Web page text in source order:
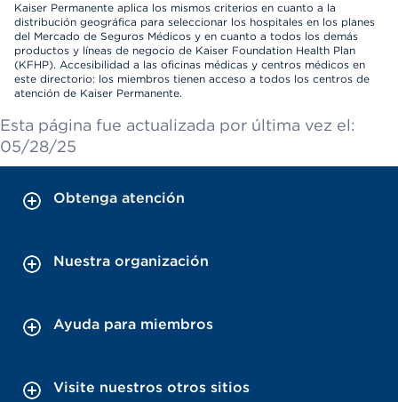
Kaiser Permanente aplica los mismos criterios en cuanto a la
distribución geográfica para seleccionar los hospitales en los planes
del Mercado de Seguros Médicos y en cuanto a todos los demás
productos y líneas de negocio de Kaiser Foundation Health Plan
(KFHP). Accesibilidad a las oficinas médicas y centros médicos en
este directorio: los miembros tienen acceso a todos los centros de
atención de Kaiser Permanente.
Esta página fue actualizada por última vez el:
05/28/25
Obtenga atención
Nuestra organización
Ayuda para miembros
Visite nuestros otros sitios